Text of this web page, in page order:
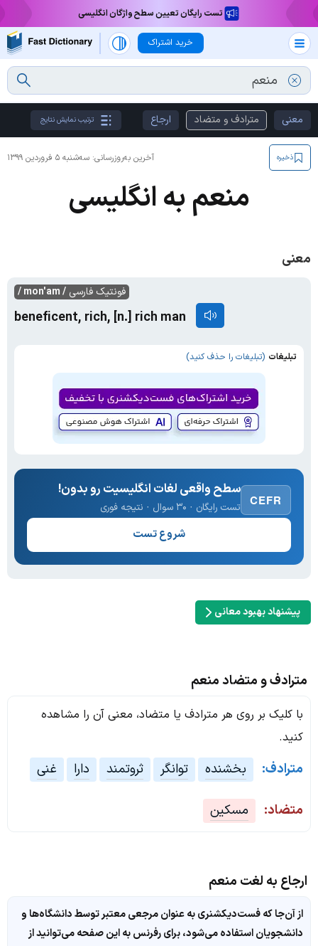
تست رایگان تعیین سطح واژگان انگلیسی
خرید اشتراک
معنی مترادف و متضاد ارجاع ترتیب نمایش نتایج
آخرین به‌روزرسانی: سه‌شنبه ۵ فروردین ۱۳۹۹ ذخیره
منعم به انگلیسی
معنی
فونتیک فارسی / mon'am /
beneficent, rich, [n.] rich man
تبلیغات (تبلیغات را حذف کنید)
CEFR
سطح واقعی لغات انگلیسیت رو بدون!
تست رایگان · ۳۰ سوال · نتیجه فوری
شروع تست
پیشنهاد بهبود معانی
مترادف و متضاد منعم
با کلیک بر روی هر مترادف یا متضاد، معنی آن را مشاهده
کنید.
مترادف: بخشنده توانگر ثروتمند دارا غنی
متضاد: مسکین
ارجاع به لغت منعم
از آن‌جا که فست‌دیکشنری به عنوان مرجعی معتبر توسط دانشگاه‌ها و
دانشجویان استفاده می‌شود، برای رفرنس به این صفحه می‌توانید از